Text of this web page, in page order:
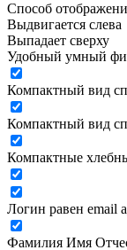
Способ
Выдвигается слева
Выпадает сверху
Удобный умный
Компактный вид
Компактный вид
Компактные
Логин равен email
Фамилия Имя